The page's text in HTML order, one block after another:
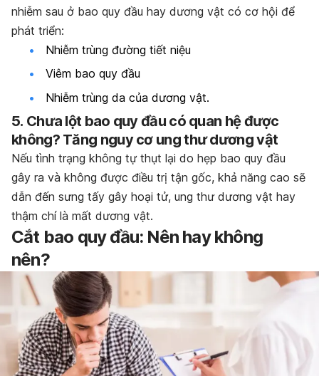
nhiễm sau ở bao quy đầu hay dương vật có cơ hội để
phát triển:
Nhiễm trùng đường tiết niệu
Viêm bao quy đầu
Nhiễm trùng da của dương vật.
5. Chưa lột bao quy đầu có quan hệ được
không? Tăng nguy cơ ung thư dương vật
Nếu tình trạng không tự thụt lại do hẹp bao quy đầu
gây ra và không được điều trị tận gốc, khả năng cao sẽ
dẫn đến sưng tấy gây hoại tử, ung thư dương vật hay
thậm chí là mất dương vật.
Cắt bao quy đầu: Nên hay không
nên?